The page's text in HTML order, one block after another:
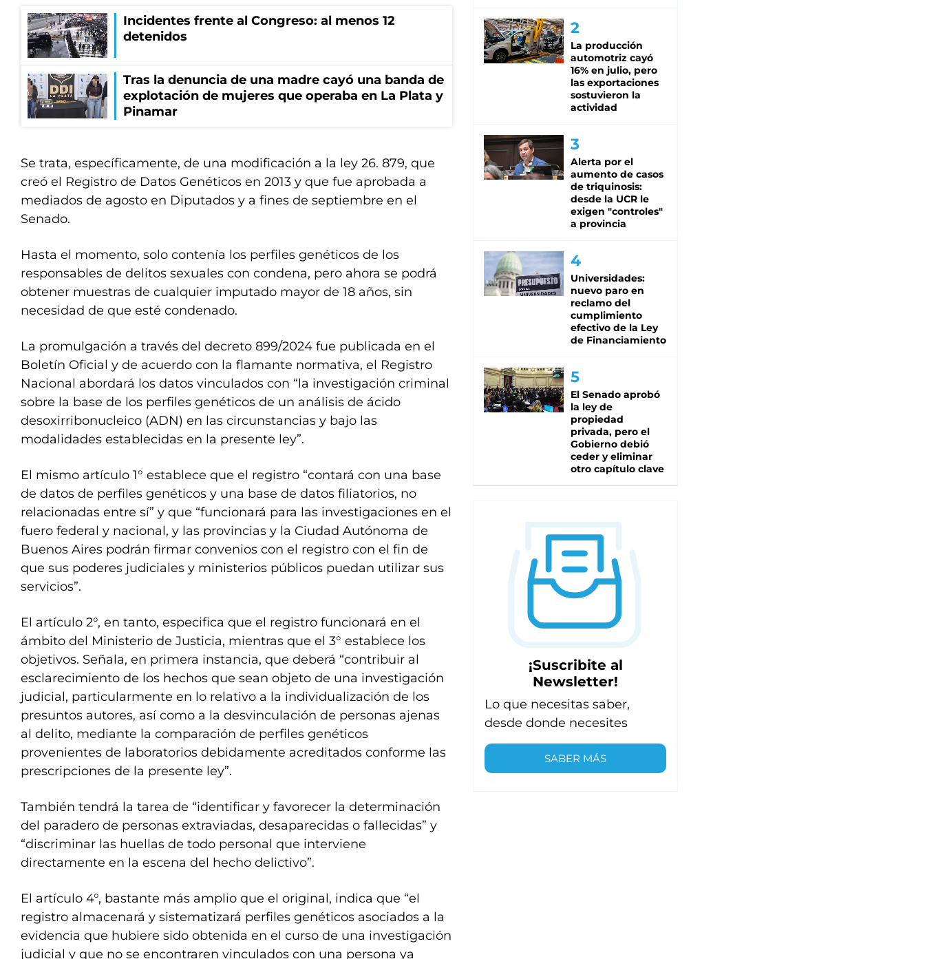
Incidentes frente al Congreso: al menos 12
detenidos
Tras la denuncia de una madre cayó una banda de
explotación de mujeres que operaba en La Plata y
Pinamar
Se trata, específicamente, de una modificación a la ley 26. 879, que
creó el Registro de Datos Genéticos en 2013 y que fue aprobada a
mediados de agosto en Diputados y a fines de septiembre en el
Senado.
Hasta el momento, solo contenía los perfiles genéticos de los
responsables de delitos sexuales con condena, pero ahora se podrá
obtener muestras de cualquier imputado mayor de 18 años, sin
necesidad de que esté condenado.
La promulgación a través del decreto 899/2024 fue publicada en el
Boletín Oficial y de acuerdo con la flamante normativa, el Registro
Nacional abordará los datos vinculados con “la investigación criminal
sobre la base de los perfiles genéticos de un análisis de ácido
desoxirribonucleico (ADN) en las circunstancias y bajo las
modalidades establecidas en la presente ley”.
El mismo artículo 1° establece que el registro “contará con una base
de datos de perfiles genéticos y una base de datos filiatorios, no
relacionadas entre sí” y que “funcionará para las investigaciones en el
fuero federal y nacional, y las provincias y la Ciudad Autónoma de
Buenos Aires podrán firmar convenios con el registro con el fin de
que sus poderes judiciales y ministerios públicos puedan utilizar sus
servicios”.
El artículo 2°, en tanto, especifica que el registro funcionará en el
ámbito del Ministerio de Justicia, mientras que el 3° establece los
objetivos. Señala, en primera instancia, que deberá “contribuir al
esclarecimiento de los hechos que sean objeto de una investigación
judicial, particularmente en lo relativo a la individualización de los
presuntos autores, así como a la desvinculación de personas ajenas
al delito, mediante la comparación de perfiles genéticos
provenientes de laboratorios debidamente acreditados conforme las
prescripciones de la presente ley”.
También tendrá la tarea de “identificar y favorecer la determinación
del paradero de personas extraviadas, desaparecidas o fallecidas” y
“discriminar las huellas de todo personal que interviene
directamente en la escena del hecho delictivo”.
El artículo 4°, bastante más amplio que el original, indica que “el
registro almacenará y sistematizará perfiles genéticos asociados a la
evidencia que hubiere sido obtenida en el curso de una investigación
judicial y que no se encontraren vinculados con una persona ya
La producción
automotriz cayó
16% en julio, pero
las exportaciones
sostuvieron la
actividad
Alerta por el
aumento de casos
de triquinosis:
desde la UCR le
exigen "controles"
a provincia
Universidades:
nuevo paro en
reclamo del
cumplimiento
efectivo de la Ley
de Financiamiento
El Senado aprobó
la ley de
propiedad
privada, pero el
Gobierno debió
ceder y eliminar
otro capítulo clave
¡Suscribite al
Newsletter!
Lo que necesitas saber,
desde donde necesites
SABER MÁS